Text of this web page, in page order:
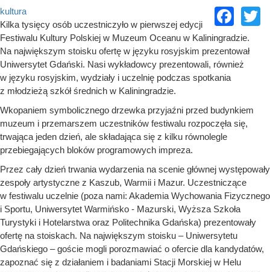
kultura
Kilka tysięcy osób uczestniczyło w pierwszej edycji
Festiwalu Kultury Polskiej w Muzeum Oceanu w Kaliningradzie.
Na największym stoisku ofertę w języku rosyjskim prezentował
Uniwersytet Gdański. Nasi wykładowcy prezentowali, również
w języku rosyjskim, wydziały i uczelnię podczas spotkania
z młodzieżą szkół średnich w Kaliningradzie.
Wkopaniem symbolicznego drzewka przyjaźni przed budynkiem
muzeum i przemarszem uczestników festiwalu rozpoczęła się,
trwająca jeden dzień, ale składająca się z kilku równolegle
przebiegających bloków programowych impreza.
Przez cały dzień trwania wydarzenia na scenie głównej występowały
zespoły artystyczne z Kaszub, Warmii i Mazur. Uczestniczące
w festiwalu uczelnie (poza nami: Akademia Wychowania Fizycznego
i Sportu, Uniwersytet Warmińsko - Mazurski, Wyższa Szkoła
Turystyki i Hotelarstwa oraz Politechnika Gdańska) prezentowały
ofertę na stoiskach. Na największym stoisku –Uniwersytetu
Gdańskiego – goście mogli porozmawiać o ofercie dla kandydatów,
zapoznać się z działaniem i badaniami Stacji Morskiej w Helu